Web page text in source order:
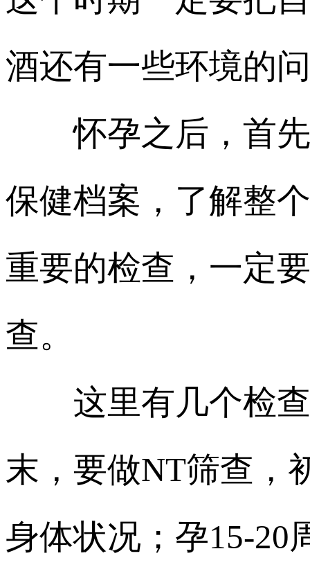
酒还有一些环境的
怀孕之后，首先
保健档案，了解整
重要的检查，一定
查。
这里有几个检查
末，要做NT筛查，
身体状况；孕15-20